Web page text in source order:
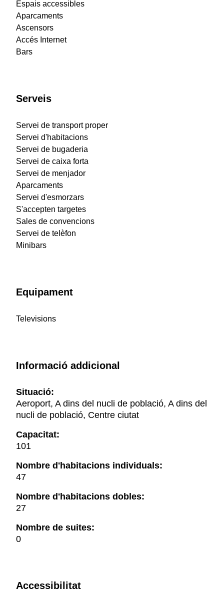
Espais accessibles
Aparcaments
Ascensors
Accés Internet
Bars
Serveis
Servei de transport proper
Servei d'habitacions
Servei de bugaderia
Servei de caixa forta
Servei de menjador
Aparcaments
Servei d'esmorzars
S'accepten targetes
Sales de convencions
Servei de telèfon
Minibars
Equipament
Televisions
Informació addicional
Situació:
Aeroport, A dins del nucli de població, A dins del
nucli de població, Centre ciutat
Capacitat:
101
Nombre d'habitacions individuals:
47
Nombre d'habitacions dobles:
27
Nombre de suites:
0
Accessibilitat